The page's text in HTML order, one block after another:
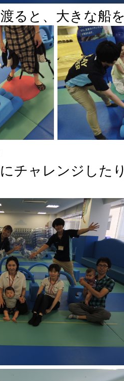
ると、大きな船
チャレンジした